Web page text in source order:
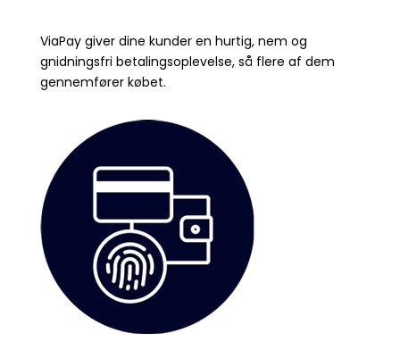
ViaPay giver dine kunder en hurtig, nem og
gnidningsfri betalingsoplevelse, så flere af dem
gennemfører købet.